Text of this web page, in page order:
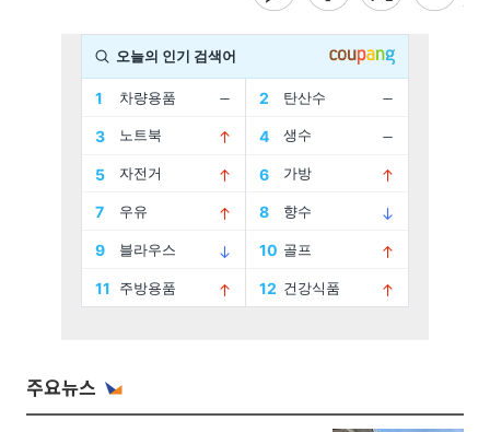
주요뉴스